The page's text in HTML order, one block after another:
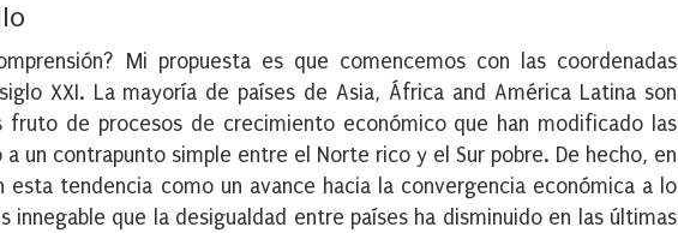
Mi propuesta es que comencemos con las coordenadas
XXI. La mayoría de países de Asia, África and América Latina son
fruto de procesos de crecimiento económico que han modificado las
un contrapunto simple entre el Norte rico y el Sur pobre. De hecho, en
tendencia como un avance hacia la convergencia económica a lo
innegable que la desigualdad entre países ha disminuido en las últimas